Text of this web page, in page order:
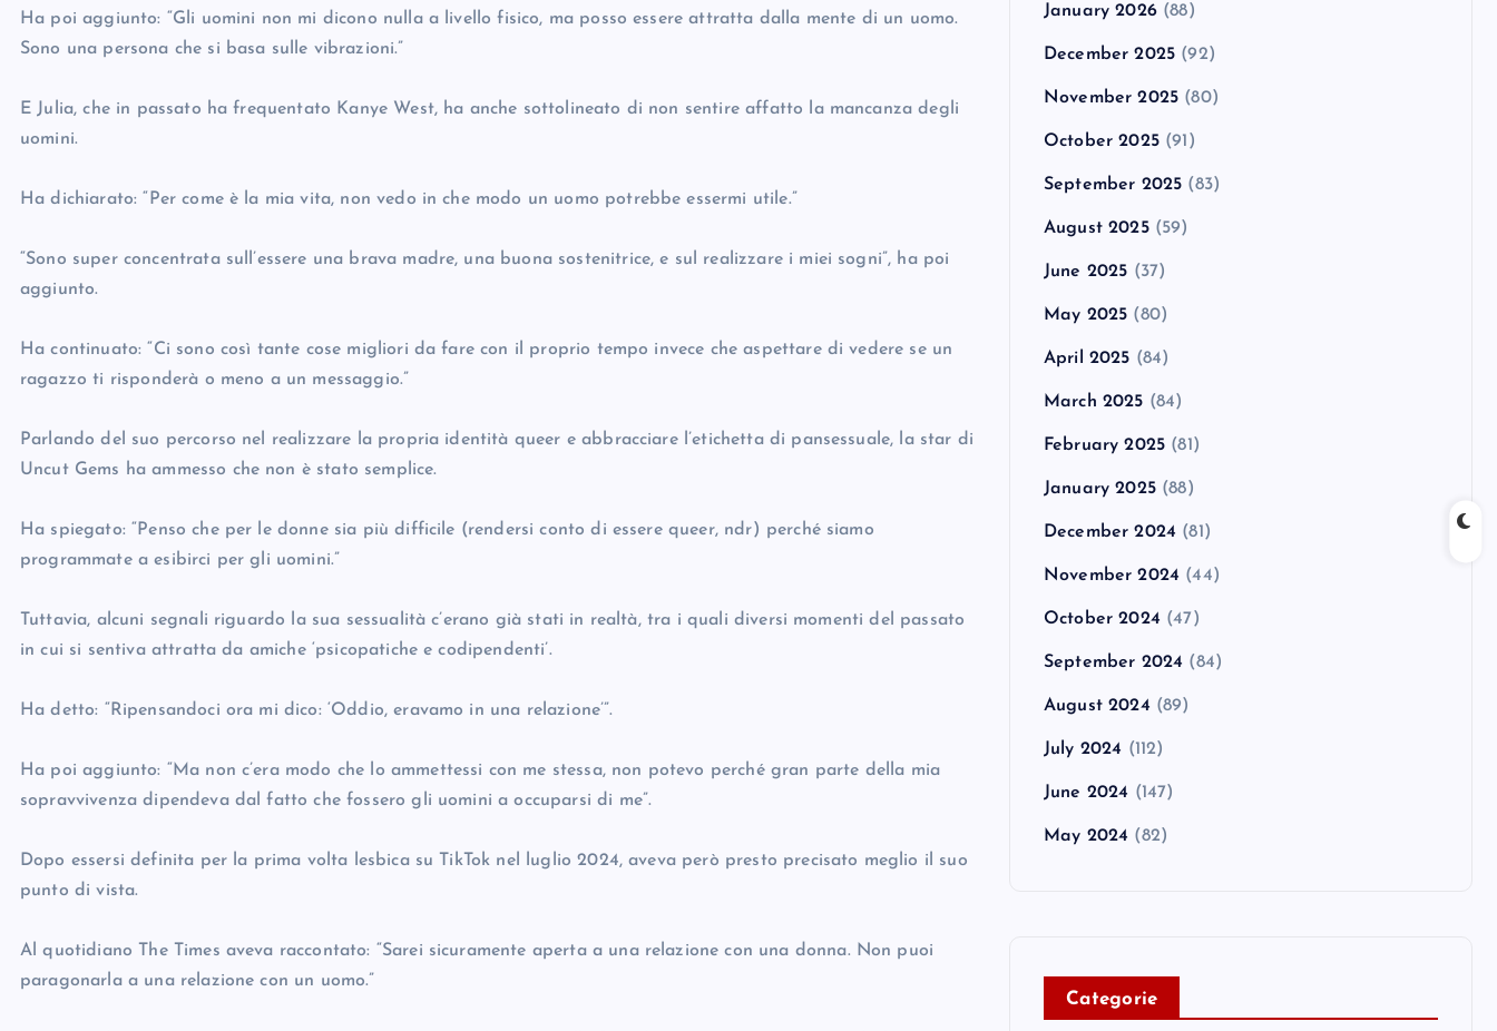
Ha poi aggiunto: “Gli uomini non mi dicono nulla a livello fisico, ma posso essere attratta dalla mente di un uomo.
Sono una persona che si basa sulle vibrazioni.”
E Julia, che in passato ha frequentato Kanye West, ha anche sottolineato di non sentire affatto la mancanza degli
uomini.
Ha dichiarato: “Per come è la mia vita, non vedo in che modo un uomo potrebbe essermi utile.”
“Sono super concentrata sull’essere una brava madre, una buona sostenitrice, e sul realizzare i miei sogni”, ha poi
aggiunto.
Ha continuato: “Ci sono così tante cose migliori da fare con il proprio tempo invece che aspettare di vedere se un
ragazzo ti risponderà o meno a un messaggio.”
Parlando del suo percorso nel realizzare la propria identità queer e abbracciare l’etichetta di pansessuale, la star di
Uncut Gems ha ammesso che non è stato semplice.
Ha spiegato: “Penso che per le donne sia più difficile (rendersi conto di essere queer, ndr) perché siamo
programmate a esibirci per gli uomini.”
Tuttavia, alcuni segnali riguardo la sua sessualità c’erano già stati in realtà, tra i quali diversi momenti del passato
in cui si sentiva attratta da amiche ‘psicopatiche e codipendenti’.
Ha detto: “Ripensandoci ora mi dico: ‘Oddio, eravamo in una relazione’”.
Ha poi aggiunto: “Ma non c’era modo che lo ammettessi con me stessa, non potevo perché gran parte della mia
sopravvivenza dipendeva dal fatto che fossero gli uomini a occuparsi di me”.
Dopo essersi definita per la prima volta lesbica su TikTok nel luglio 2024, aveva però presto precisato meglio il suo
punto di vista.
Al quotidiano The Times aveva raccontato: “Sarei sicuramente aperta a una relazione con una donna. Non puoi
paragonarla a una relazione con un uomo.”
January 2026(88)
December 2025 (92)
November 2025 (80)
October 2025(91)
September 2025 (83)
August 2025(59)
June 2025 (37)
May 2025 (80)
April 2025 (84)
March 2025 (84)
February 2025 (81)
January 2025(88)
December 2024 (81)
November 2024 (44)
October 2024 (47)
September 2024 (84)
August 2024 (89)
July 2024 (112)
June 2024 (147)
May 2024 (82)
Categorie